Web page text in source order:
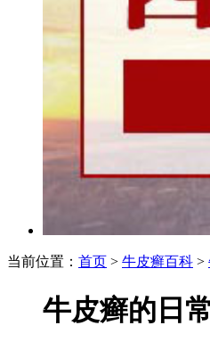
当前位置： 首页 > 牛皮癣百科 >
牛皮癣的日